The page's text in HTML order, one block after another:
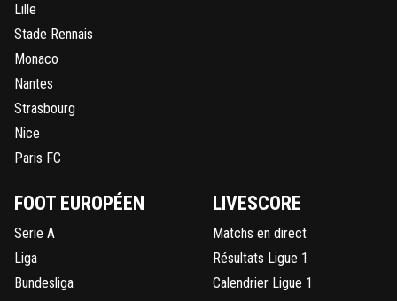
Lille
Stade Rennais
Monaco
Nantes
Strasbourg
Nice
Paris FC
FOOT EUROPÉEN
Serie A
Liga
Bundesliga
LIVESCORE
Matchs en direct
Résultats Ligue 1
Calendrier Ligue 1